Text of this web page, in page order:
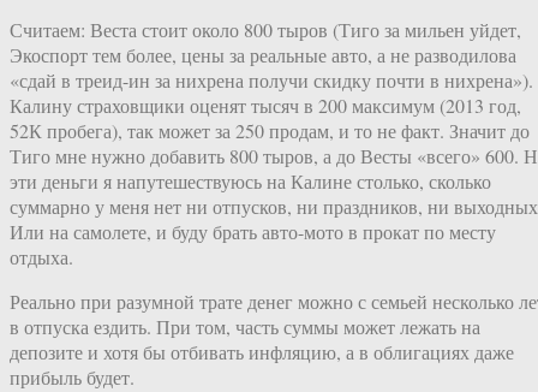
Считаем: Веста стоит около 800 тыров (Тиго за мильен уйдет,
Экоспорт тем более, цены за реальные авто, а не разводилова
«сдай в треид-ин за нихрена получи скидку почти в нихрена»).
Калину страховщики оценят тысяч в 200 максимум (2013 год,
52К пробега), так может за 250 продам, и то не факт. Значит до
Тиго мне нужно добавить 800 тыров, а до Весты «всего» 600.
эти деньги я напутешествуюсь на Калине столько, сколько
суммарно у меня нет ни отпусков, ни праздников, ни
Или на самолете, и буду брать авто-мото в прокат по месту
отдыха.
Реально при разумной трате денег можно с семьей несколько
в отпуска ездить. При том, часть суммы может лежать на
депозите и хотя бы отбивать инфляцию, а в облигациях даже
прибыль будет.